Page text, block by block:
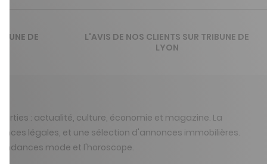
: actualité, culture, économie et magazine. La
légales, et une sélection d'annonces immobilières.
mode et l'horoscope.
DE
L'AVIS DE NOS CLIENTS SUR TRIBUNE DE
LYON